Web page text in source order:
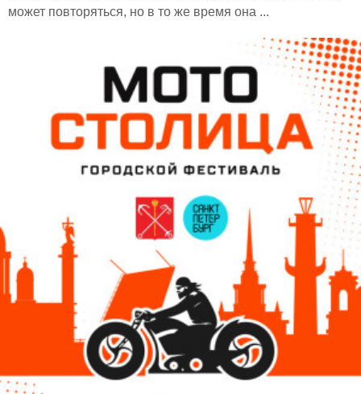
может повторяться, но в то же время она ...